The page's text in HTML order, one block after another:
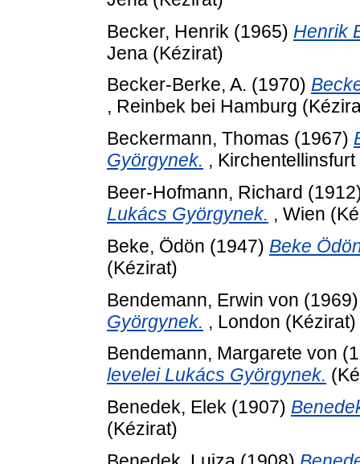
Becker, Henrik (1965) Henrik
Jena (Kézirat)
Becker-Berke, A. (1970)
, Reinbek bei Hamburg
Beckermann, Thomas (1967)
Györgynek. ,
Beer-Hofmann, Richard
Lukács Györgynek. , Wien
Beke, Ödön (1947) Beke
(Kézirat)
Bendemann, Erwin von
Györgynek. , London (Kézirat)
Bendemann, Margarete von
levelei Lukács Györgynek.
Benedek, Elek (1907)
(Kézirat)